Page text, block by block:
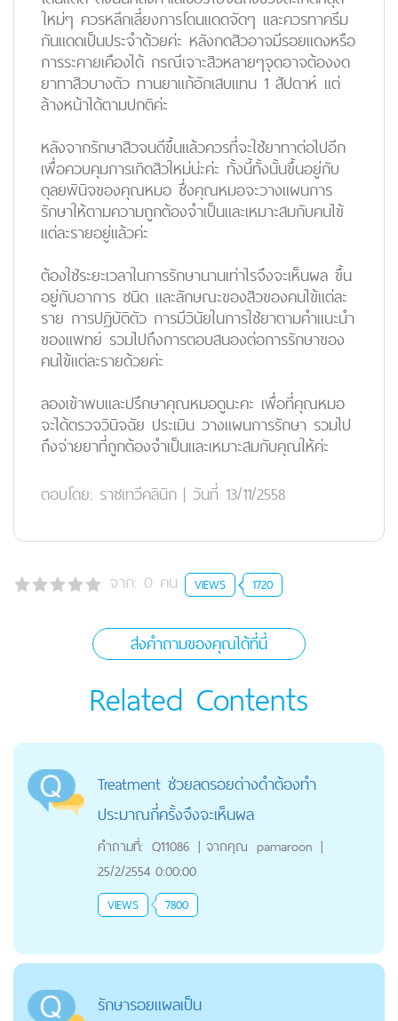
ใหม่ๆ ควรหลีกเลี่ยงการโดนแดดจัดๆ และควรทาครีม
กันแดดเป็นประจำด้วยค่ะ หลังกดสิวอาจมีรอยแดงหรือ
การระคายเคืองได้ กรณีเจาะสิวหลายๆจุดอาจต้องงด
ยาทาสิวบางตัว ทานยาแก้อักเสบแทน 1 สัปดาห์ แต่
ล้างหน้าได้ตามปกติค่ะ
หลังจากรักษาสิวจนดีขึ้นแล้วควรที่จะใช้ยาทาต่อไปอีก
เพื่อควบคุมการเกิดสิวใหม่น่ะค่ะ ทั้งนี้ทั้งนั้นขึ้นอยู่กับ
ดุลยพินิจของคุณหมอ ซึ่งคุณหมอจะวางแผนการ
รักษาให้ตามความถูกต้องจำเป็นและเหมาะสมกับคนไข้
แต่ละรายอยู่แล้วค่ะ
ต้องใช้ระยะเวลาในการรักษานานเท่าไรจึงจะเห็นผล ขึ้น
อยู่กับอาการ ชนิด และลักษณะของสิวของคนไข้แต่ละ
ราย การปฏิบัติตัว การมีวินัยในการใช้ยาตามคำแนะนำ
ของแพทย์ รวมไปถึงการตอบสนองต่อการรักษาของ
คนไข้แต่ละรายด้วยค่ะ
ลองเข้าพบและปรึกษาคุณหมอดูนะคะ เพื่อที่คุณหมอ
จะได้ตรวจวินิจฉัย ประเมิน วางแผนการรักษา รวมไป
ถึงจ่ายยาที่ถูกต้องจำเป็นและเหมาะสมกับคุณให้ค่ะ
ตอบโดย: ราชเทวีคลินิก | วันที่ 13/11/2558
จาก: 0 คน VIEWS 1720
ส่งคำถามของคุณได้ที่นี่
Related Contents
Treatment ช่วยลดรอยด่างดำต้องทำ
ประมาณกี่ครั้งจึงจะเห็นผล
คำถามที่: Q11086 | จากคุณ pamaroon |
25/2/2554 0:00:00
VIEWS 7800
รักษารอยแผลเป็น